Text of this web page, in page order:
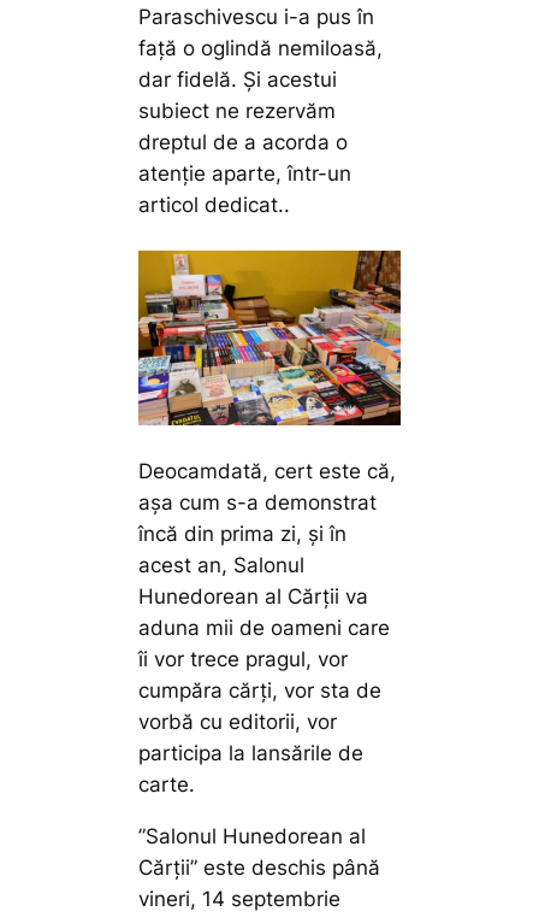
Paraschivescu i-a pus în
față o oglindă nemiloasă,
dar fidelă. Și acestui
subiect ne rezervăm
dreptul de a acorda o
atenție aparte, într-un
articol dedicat..
Deocamdată, cert este că,
așa cum s-a demonstrat
încă din prima zi, și în
acest an, Salonul
Hunedorean al Cărții va
aduna mii de oameni care
îi vor trece pragul, vor
cumpăra cărți, vor sta de
vorbă cu editorii, vor
participa la lansările de
carte.
”Salonul Hunedorean al
Cărții” este deschis până
vineri, 14 septembrie